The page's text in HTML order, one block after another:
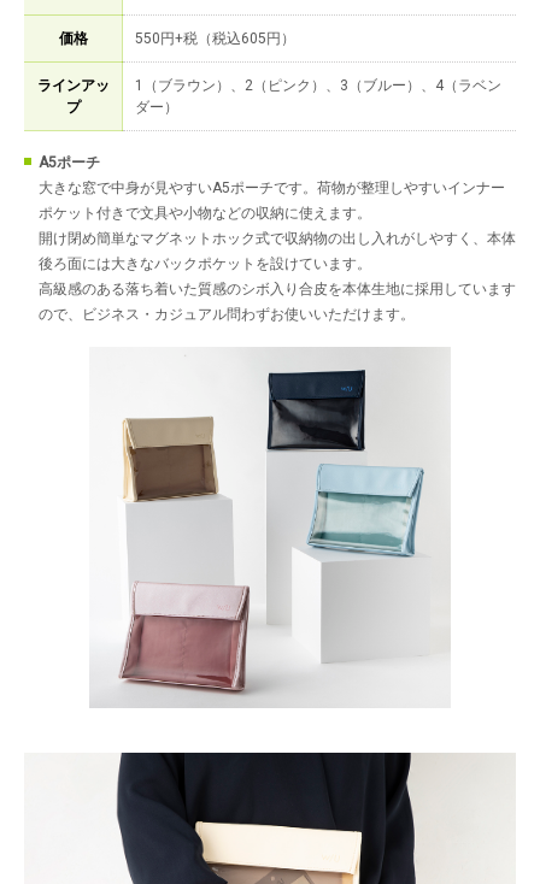
価格 550円+税（税込605円）
ラインアッ
プ
1（ブラウン）、2（ピンク）、3（ブルー）、4（ラベン
ダー）
A5ポーチ
大きな窓で中身が見やすいA5ポーチです。荷物が整理しやすいインナー
ポケット付きで文具や小物などの収納に使えます。
開け閉め簡単なマグネットホック式で収納物の出し入れがしやすく、本体
後ろ面には大きなバックポケットを設けています。
高級感のある落ち着いた質感のシボ入り合皮を本体生地に採用しています
ので、ビジネス・カジュアル問わずお使いいただけます。